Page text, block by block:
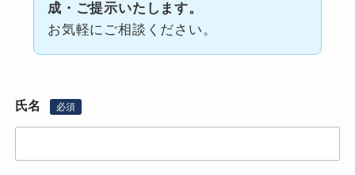
成・ご提示いたします。
お気軽にご相談ください。
氏名 必須